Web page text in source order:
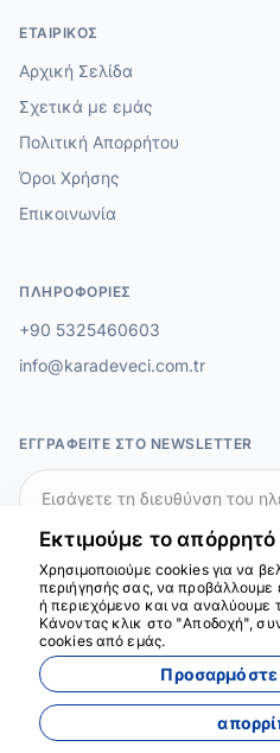
ΕΤΑΙΡΙΚΌΣ
Αρχική Σελίδα
Σχετικά με εμάς
Πολιτική Απορρήτου
Όροι Χρήσης
Επικοινωνία
ΠΛΗΡΟΦΟΡΊΕΣ
+90 5325460603
info@karadeveci.com.tr
ΕΓΓΡΑΦΕΊΤΕ ΣΤΟ NEWSLETTER
ΜΕΣΑ ΚΟΙΝΩΝΙΚΗΣ ΔΙΚΤΥΩΣΗΣ
Εκτιμούμε το
Χρησιμοποιούμε cookies για να
περιήγησής σας, να προβάλλουμε
ή περιεχόμενο και να αναλύουμε
Κάνοντας κλικ στο "Αποδοχή",
cookies από εμάς.